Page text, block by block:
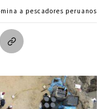
a pescadores peruanos